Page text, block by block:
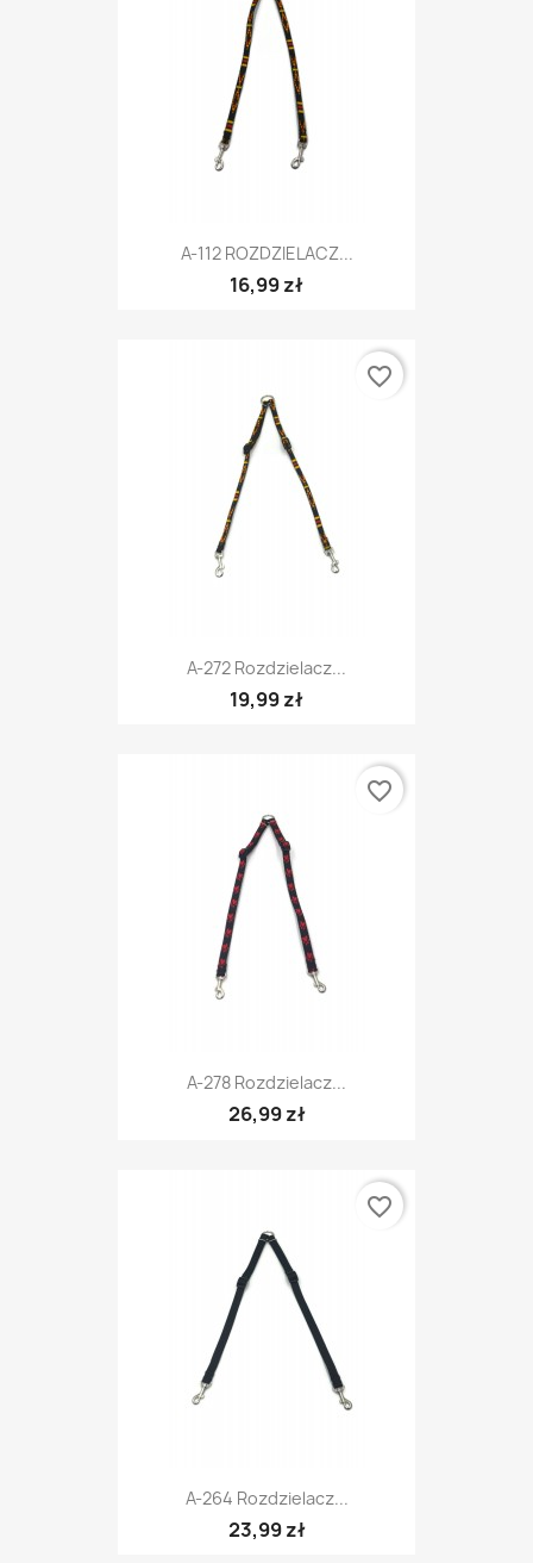
A-112 ROZDZIELACZ...
16,99 zł
A-272 Rozdzielacz...
19,99 zł
favorite_border
A-278 Rozdzielacz...
26,99 zł
favorite_border
A-264 Rozdzielacz...
23,99 zł
favorite_border